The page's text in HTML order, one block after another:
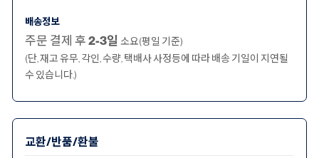
배송정보
주문 결제 후 2-3일 소요(평일 기준)
(단, 재고 유무, 각인, 수량, 택배사 사정등에 따라 배송 기일이 지연될
수 있습니다.)
교환/반품/환불